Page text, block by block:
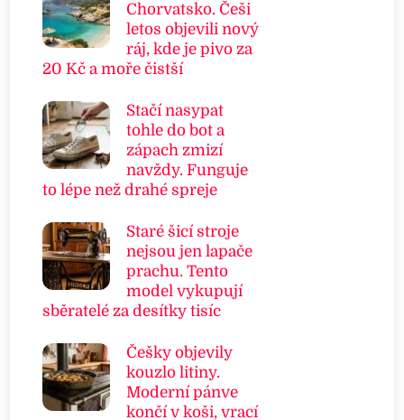
Chorvatsko. Češi
letos objevili nový
ráj, kde je pivo za
20 Kč a moře čistší
Stačí nasypat
tohle do bot a
zápach zmizí
navždy. Funguje
to lépe než drahé spreje
Staré šicí stroje
nejsou jen lapače
prachu. Tento
model vykupují
sběratelé za desítky tisíc
Češky objevily
kouzlo litiny.
Moderní pánve
končí v koši, vrací